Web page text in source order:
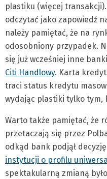
plastiku (więcej
odczytać jako zapowiedź
należy pamiętać, że na
odosobniony przypadek.
się już wcześniej inne
Citi Handlowy. Karta
traci status kredytu
wydając plastiki tylko tym,
Warto także pamiętać, że
przetaczają się przez
odkąd bank podjął
instytucji o profilu
spektakularną zmianą